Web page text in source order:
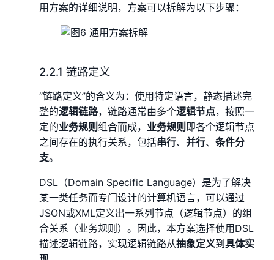
用方案的详细说明，方案可以拆解为以下步骤：
2.2.1 链路定义
“链路定义”的含义为：使用特定语言，静态描述完
整的逻辑链路，链路通常由多个逻辑节点，按照一
定的业务规则组合而成， 业务规则 即各个逻辑节点
之间存在的执行关系，包括串行、 并行、 条件分
支。
DSL（Domain Specific Language）是为了解决
某一类任务而专门设计的计算机语言，可以通过
JSON或XML定义出一系列节点（逻辑节点）的组
合关系（业务规则）。因此，本方案选择使用DSL
描述逻辑链路，实现逻辑链路从抽象定义到具体实